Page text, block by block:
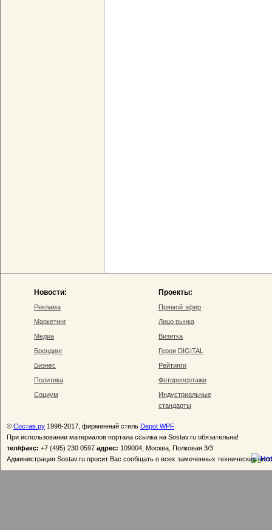
Новости:
Реклама
Маркетинг
Медиа
Брендинг
Бизнес
Политика
Социум
Проекты:
Прямой эфир
Лицо рынка
Визитка
Герои DIGITAL
Рейтинги
Фоторепортажи
Индустриальные
стандарты
© Состав.ру 1998-2017, фирменный стиль Depot WPF
При использовании материалов портала ссылка на Sostav.ru обязательна!
тел/факс: +7 (495) 230 0597 адрес: 109004, Москва, Полковая 3/3
Администрация Sostav.ru просит Вас сообщать о всех замеченных технических